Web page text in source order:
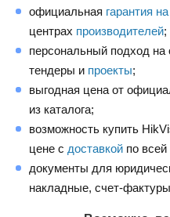
официальная гарантия
центрах производителей;
персональный подход на
тендеры и проекты;
выгодная цена от
из каталога;
возможность купить
цене с доставкой по
документы для
накладные, счет-